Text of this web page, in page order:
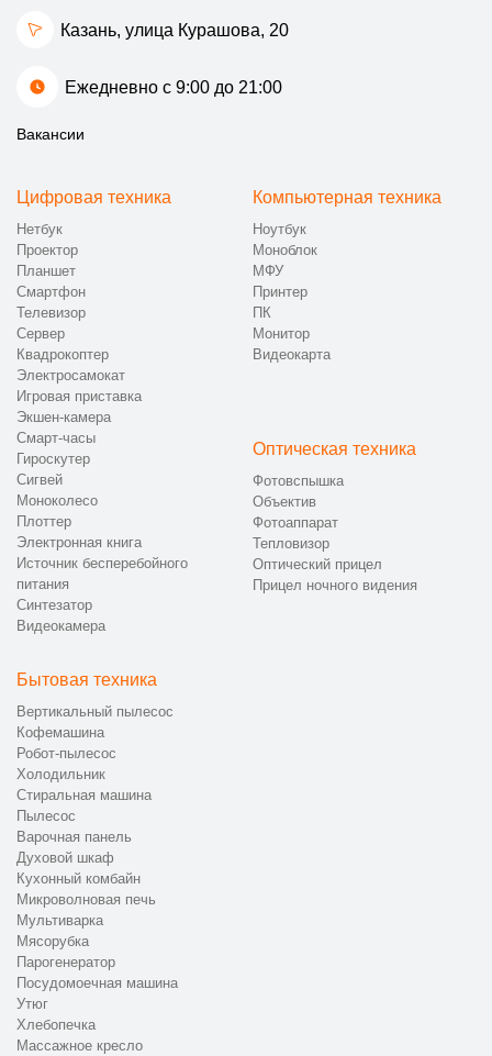
Казань, улица Курашова, 20
Ежедневно с 9:00 до 21:00
Вакансии
Цифровая техника
Нетбук
Проектор
Планшет
Смартфон
Телевизор
Сервер
Квадрокоптер
Электросамокат
Игровая приставка
Экшен-камера
Смарт-часы
Гироскутер
Сигвей
Моноколесо
Плоттер
Электронная книга
Источник бесперебойного
питания
Синтезатор
Видеокамера
Компьютерная техника
Ноутбук
Моноблок
МФУ
Принтер
ПК
Монитор
Видеокарта
Оптическая техника
Фотовспышка
Объектив
Фотоаппарат
Тепловизор
Оптический прицел
Прицел ночного видения
Бытовая техника
Вертикальный пылесос
Кофемашина
Робот-пылесос
Холодильник
Стиральная машина
Пылесос
Варочная панель
Духовой шкаф
Кухонный комбайн
Микроволновая печь
Мультиварка
Мясорубка
Парогенератор
Посудомоечная машина
Утюг
Хлебопечка
Массажное кресло